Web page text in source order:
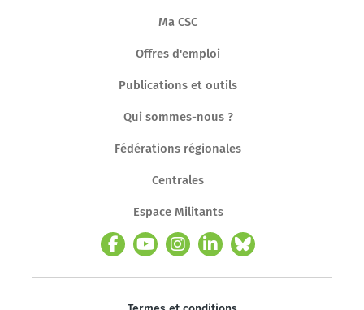
Ma CSC
Offres d'emploi
Publications et outils
Qui sommes-nous ?
Fédérations régionales
Centrales
Espace Militants